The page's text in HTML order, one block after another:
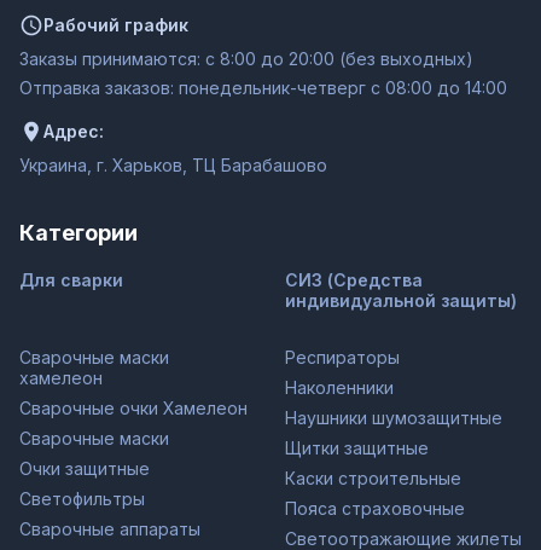
Рабочий график
Заказы принимаются: с 8:00 до 20:00 (без выходных)
Отправка заказов: понедельник-четверг с 08:00 до 14:00
Адрес:
Украина, г. Харьков, ТЦ Барабашово
Категории
Для сварки
Сварочные маски
хамелеон
Сварочные очки Хамелеон
Сварочные маски
Очки защитные
Светофильтры
Сварочные аппараты
СИЗ (Средства
индивидуальной защиты)
Респираторы
Наколенники
Наушники шумозащитные
Щитки защитные
Каски строительные
Пояса страховочные
Светоотражающие жилеты